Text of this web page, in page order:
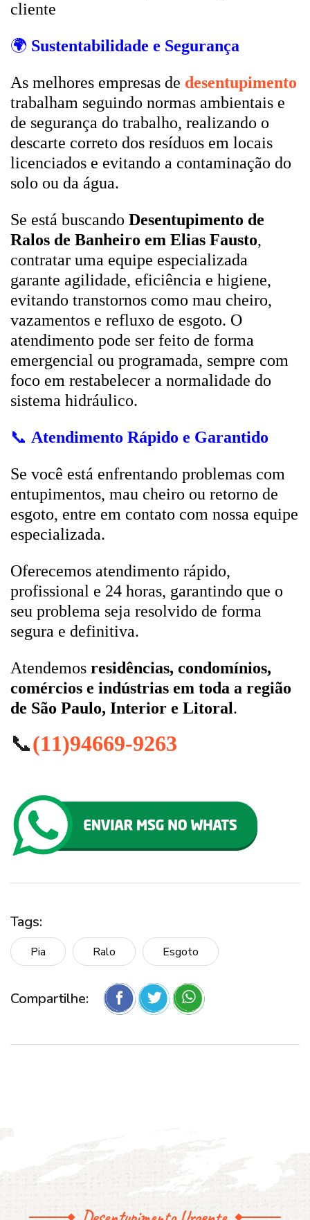
cliente
🌍 Sustentabilidade e Segurança
As melhores empresas de desentupimento
trabalham seguindo normas ambientais e
de segurança do trabalho, realizando o
descarte correto dos resíduos em locais
licenciados e evitando a contaminação do
solo ou da água.
Se está buscando Desentupimento de
Ralos de Banheiro em Elias Fausto,
contratar uma equipe especializada
garante agilidade, eficiência e higiene,
evitando transtornos como mau cheiro,
vazamentos e refluxo de esgoto. O
atendimento pode ser feito de forma
emergencial ou programada, sempre com
foco em restabelecer a normalidade do
sistema hidráulico.
📞 Atendimento Rápido e Garantido
Se você está enfrentando problemas com
entupimentos, mau cheiro ou retorno de
esgoto, entre em contato com nossa equipe
especializada.
Oferecemos atendimento rápido,
profissional e 24 horas, garantindo que o
seu problema seja resolvido de forma
segura e definitiva.
Atendemos residências, condomínios,
comércios e indústrias em toda a região
de São Paulo, Interior e Litoral.
📞(11)94669-9263
Tags:
Pia Ralo Esgoto
Compartilhe: